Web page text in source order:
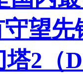
望
塔2（